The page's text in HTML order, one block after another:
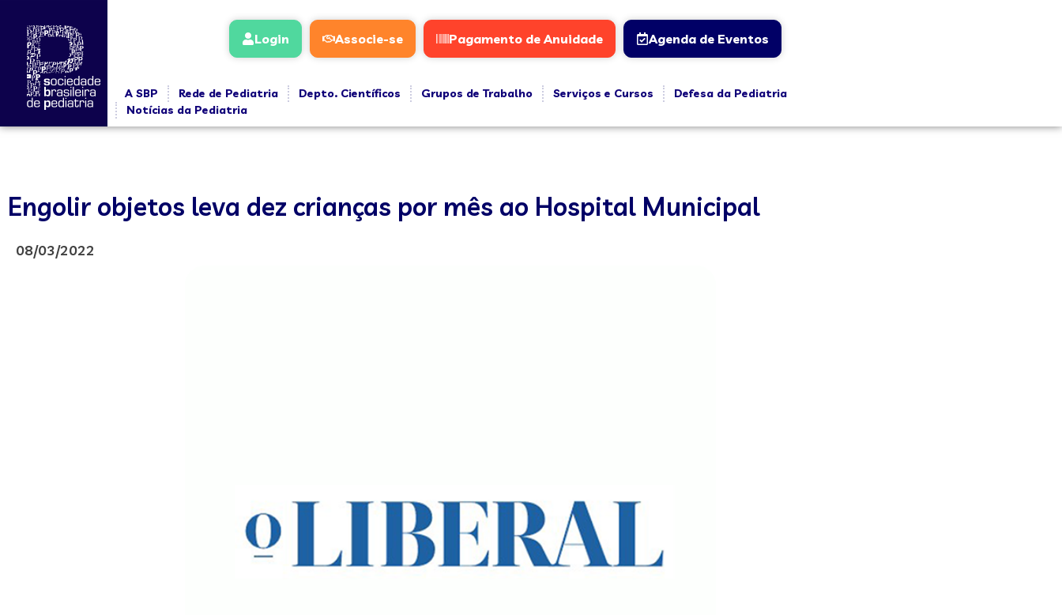
Login Associe-se Pagamento de Anuidade Agenda de Eventos
A SBP Rede de Pediatria Depto. Científicos Grupos de Trabalho Serviços e Cursos
Defesa da Pediatria
Notícias da Pediatria
Engolir objetos leva dez crianças por mês ao Hospital Municipal
08/03/2022